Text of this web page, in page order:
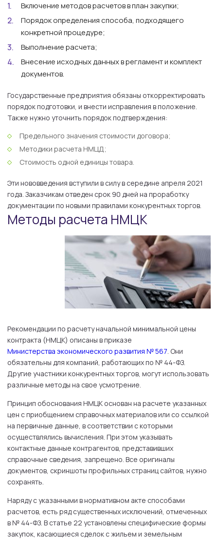
Включение методов расчетов в план закупки;
Порядок определения способа, подходящего
конкретной процедуре;
Выполнение расчета;
Внесение исходных данных в регламент и комплект
документов.
Государственные предприятия обязаны откорректировать
порядок подготовки, и внести исправления в положение.
Также нужно уточнить порядок подтверждения:
Предельного значения стоимости договора;
Методики расчета НМЦД;
Стоимость одной единицы товара.
Эти нововведения вступили в силу в середине апреля 2021
года. Заказчикам отведен срок 90 дней на проработку
документации по новыми правилами конкурентных торгов.
Методы расчета НМЦК
Рекомендации по расчету начальной минимальной цены
контракта (НМЦК) описаны в приказе
Министерства экономического развития № 567. Они
обязательны для компаний, работающих по № 44-ФЗ.
Другие участники конкурентных торгов, могут использовать
различные методы на свое усмотрение.
Принцип обоснования НМЦК основан на расчете указанных
цен с приобщением справочных материалов или со ссылкой
на первичные данные, в соответствии с которыми
осуществлялись вычисления. При этом указывать
контактные данные контрагентов, представивших
справочные сведения, запрещено. Все оригиналы
документов, скриншоты профильных страниц сайтов, нужно
сохранять.
Наряду с указанными в нормативном акте способами
расчетов, есть ряд существенных исключений, отмеченных
в № 44-ФЗ. В статье 22 установлены специфические формы
закупок, касающиеся сделок с жильем и земельным